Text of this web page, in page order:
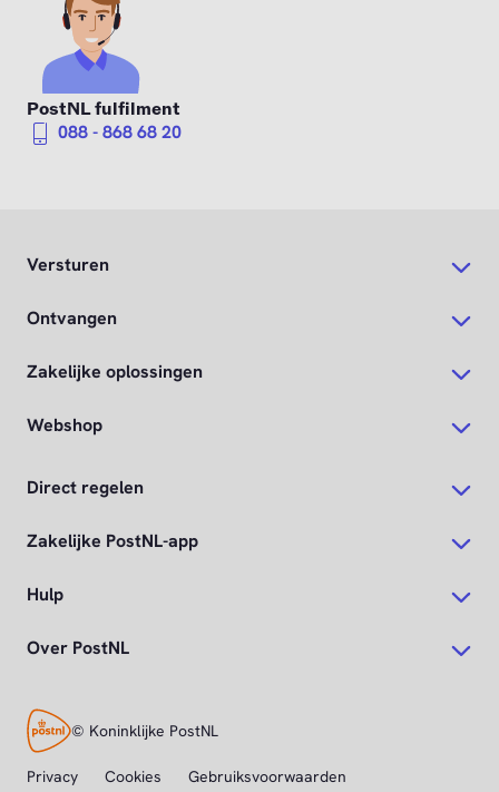
PostNL fulfilment
088 - 868 68 20
Versturen
Ontvangen
Zakelijke oplossingen
Webshop
Direct regelen
Zakelijke PostNL-app
Hulp
Over PostNL
© Koninklijke PostNL
Privacy Cookies Gebruiksvoorwaarden